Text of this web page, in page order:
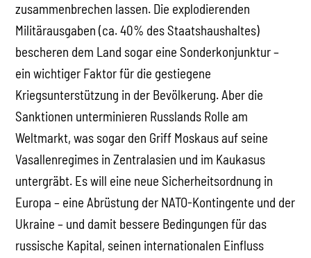
zusammenbrechen lassen. Die explodierenden
Militärausgaben (ca. 40% des Staatshaushaltes)
bescheren dem Land sogar eine Sonderkonjunktur –
ein wichtiger Faktor für die gestiegene
Kriegsunterstützung in der Bevölkerung. Aber die
Sanktionen unterminieren Russlands Rolle am
Weltmarkt, was sogar den Griff Moskaus auf seine
Vasallenregimes in Zentralasien und im Kaukasus
untergräbt. Es will eine neue Sicherheitsordnung in
Europa – eine Abrüstung der NATO-Kontingente und der
Ukraine – und damit bessere Bedingungen für das
russische Kapital, seinen internationalen Einfluss